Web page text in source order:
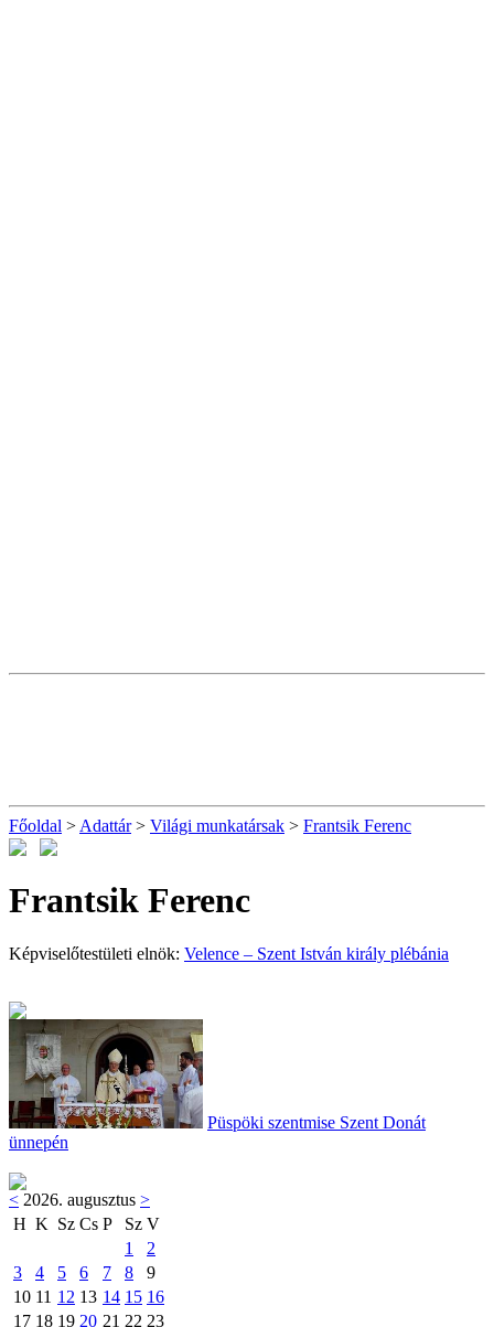
Főoldal > Adattár> Világi munkatársak > Frantsik Ferenc
Frantsik Ferenc
Képviselőtestületi elnök: Velence – Szent István király plébánia
Püspöki szentmise Szent Donát
ünnepén
< 2026. augusztus >
H K Sz Cs P Sz V
1
2
3
4 5 6 7 8
9
10 11 12 13 14 15 16
17 18 19 20 21 22 23